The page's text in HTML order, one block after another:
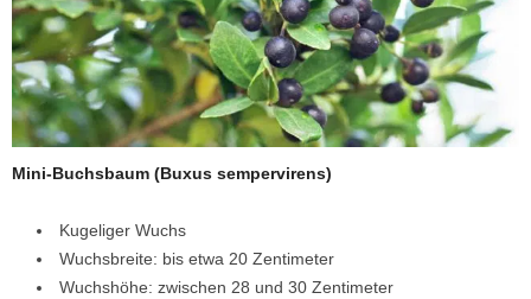
Mini-Buchsbaum (Buxus sempervirens)
Kugeliger Wuchs
Wuchsbreite: bis etwa 20 Zentimeter
Wuchshöhe: zwischen 28 und 30 Zentimeter